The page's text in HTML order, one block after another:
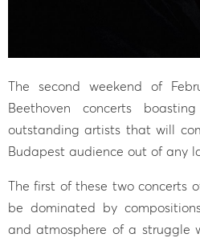
The second weekend of
Beethoven concerts
outstanding artists that will
Budapest audience out of any
The first of these two concerts
be dominated by
and atmosphere of a struggle